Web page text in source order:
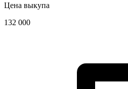
Цена выкупа
132 000